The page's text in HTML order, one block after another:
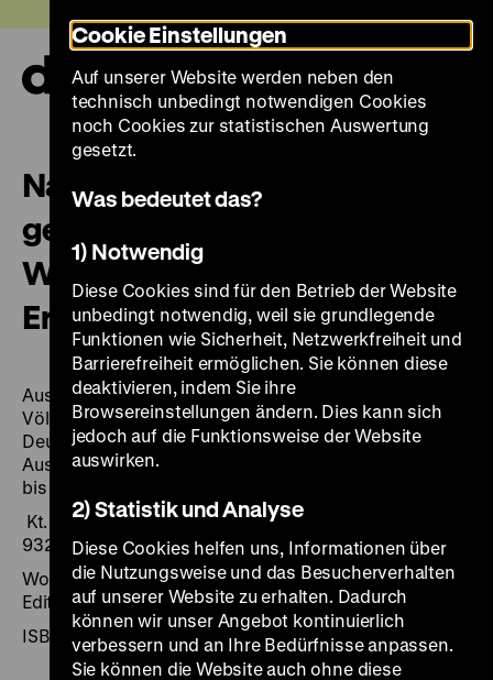
zum
Seiteninhalt
springen
Namibia – Deutschland: eine
geteilte Geschichte.
Widerstand – Gewalt –
Erinnerung
Ausstellung Rautenstrauch-Joest-Museum für
Völkerkunde, Köln, 7. März bis 3. Oktober 2004;
Deutsches Historisches Museum, Berlin,
Ausstellungshalle von I. M. Pei, 25. November 2004
bis 13. März 2005
Kt. – (Ethnologica, Bd. 24), ISBN 3-923158-40-8 / 3-
932353-86-2
Wolfratshausen [u.a.] 2004, 343 Seiten: zahlr. Ill.,
Edition Minerva [u.a.]
ISBN 3-923158-40-8
Cookie Einstellungen
Auf unserer Website werden neben den
technisch unbedingt notwendigen Cookies
noch Cookies zur statistischen Auswertung
gesetzt.
Was bedeutet das?
1) Notwendig
Diese Cookies sind für den Betrieb der Website
unbedingt notwendig, weil sie grundlegende
Funktionen wie Sicherheit, Netzwerkfreiheit und
Barrierefreiheit ermöglichen. Sie können diese
deaktivieren, indem Sie ihre
Browsereinstellungen ändern. Dies kann sich
jedoch auf die Funktionsweise der Website
auswirken.
2) Statistik und Analyse
Diese Cookies helfen uns, Informationen über
die Nutzungsweise und das Besucherverhalten
auf unserer Website zu erhalten. Dadurch
können wir unser Angebot kontinuierlich
verbessern und an Ihre Bedürfnisse anpassen.
Sie können die Website auch ohne diese